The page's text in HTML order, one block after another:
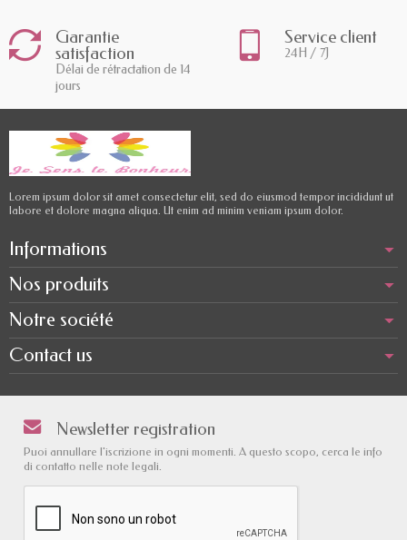
Garantie
satisfaction
Délai de rétractation de 14
jours
Service client
24H / 7J
Lorem ipsum dolor sit amet consectetur elit, sed do eiusmod tempor incididunt ut
labore et dolore magna aliqua. Ut enim ad minim veniam ipsum dolor.
Informations
Nos produits
Notre société
Contact us
Newsletter registration
Puoi annullare l'iscrizione in ogni momenti. A questo scopo, cerca le info
di contatto nelle note legali.